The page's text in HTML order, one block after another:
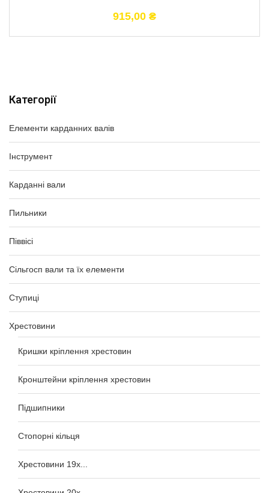
Категорії
Елементи карданних валів
Інструмент
Карданні вали
Пильники
Піввісі
Сільгосп вали та їх елементи
Ступиці
Хрестовини
Кришки кріплення хрестовин
Кронштейни кріплення хрестовин
Підшипники
Стопорні кільця
Хрестовини 19x...
915,00 ₴